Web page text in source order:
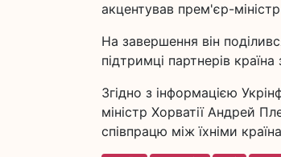
акцентував прем'єр-міністр
На завершення він
підтримці партнерів
Згідно з інформацією
міністр Хорватії Андрей
співпрацю між їхніми